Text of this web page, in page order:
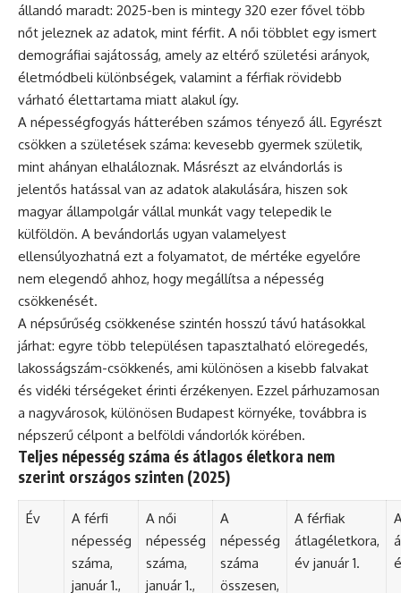
állandó maradt: 2025-ben is mintegy 320 ezer fővel több
nőt jeleznek az adatok, mint férfit. A női többlet egy ismert
demográfiai sajátosság, amely az eltérő születési arányok,
életmódbeli különbségek, valamint a férfiak rövidebb
várható élettartama miatt alakul így.
A népességfogyás hátterében számos tényező áll. Egyrészt
csökken a születések száma: kevesebb gyermek születik,
mint ahányan elhaláloznak. Másrészt az elvándorlás is
jelentős hatással van az adatok alakulására, hiszen sok
magyar állampolgár vállal munkát vagy telepedik le
külföldön. A bevándorlás ugyan valamelyest
ellensúlyozhatná ezt a folyamatot, de mértéke egyelőre
nem elegendő ahhoz, hogy megállítsa a népesség
csökkenését.
A népsűrűség csökkenése szintén hosszú távú hatásokkal
járhat: egyre több településen tapasztalható elöregedés,
lakosságszám-csökkenés, ami különösen a kisebb falvakat
és vidéki térségeket érinti érzékenyen. Ezzel párhuzamosan
a nagyvárosok, különösen Budapest környéke, továbbra is
népszerű célpont a belföldi vándorlók körében.
Teljes népesség száma és átlagos életkora nem
szerint országos szinten (2025)
Év
A férfi
népesség
száma,
január 1.,
A női
népesség
száma,
január 1.,
A
népesség
száma
összesen,
A férfiak
átlagéletkora,
év január 1.